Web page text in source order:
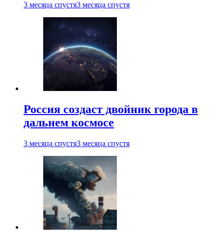
3 месяца спустя3 месяца спустя
Россия создаст двойник города в
дальнем космосе
3 месяца спустя3 месяца спустя